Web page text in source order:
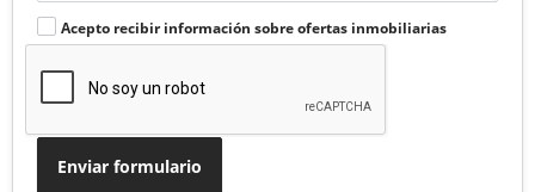
Acepto recibir información sobre ofertas inmobiliarias
Enviar formulario